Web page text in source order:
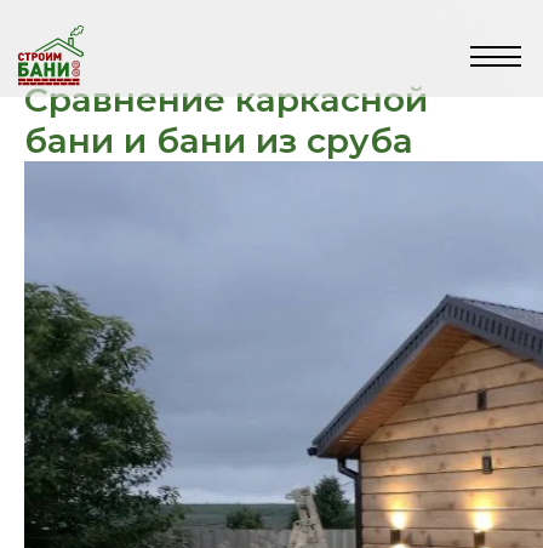
Сравнение каркасной
бани и бани из сруба